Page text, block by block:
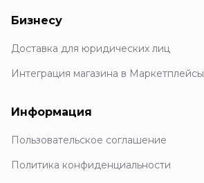
Бизнесу
Доставка для юридических лиц
Интеграция магазина в Маркетплейсы
Информация
Пользовательское соглашение
Политика конфиденциальности